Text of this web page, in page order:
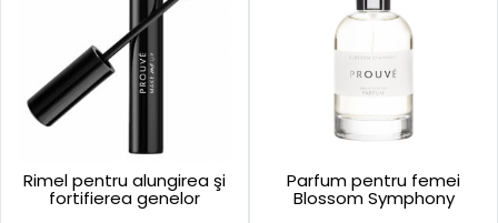
Rimel pentru alungirea şi
fortifierea genelor
Parfum pentru femei
Blossom Symphony